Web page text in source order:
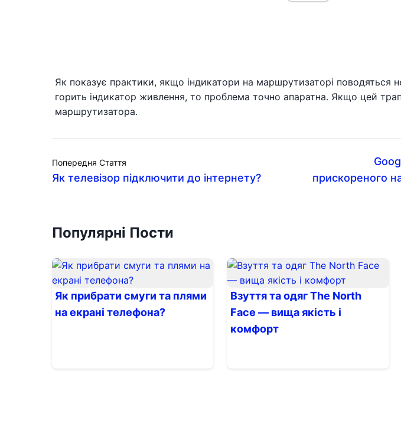
Як показує практики, якщо індикатори на маршрутизаторі поводяться
горить індикатор живлення, то проблема точно апаратна. Якщо цей
маршрутизатора.
Попередня Стаття
Як телевізор підключити до інтернету?
прискореного
Популярні Пости
Як прибрати смуги та плями
на екрані телефона?
Взуття та одяг The North
Face — вища якість і
комфорт